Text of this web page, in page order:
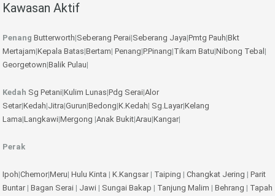
Kawasan Aktif
Penang Butterworth|Seberang Perai|Seberang Jaya|Pmtg Pauh|Bkt
Mertajam|Kepala Batas|Bertam| Penang|P.Pinang|Tikam Batu|Nibong Tebal |
Georgetown|Balik Pulau|
Kedah Sg Petani|Kulim Lunas|Pdg Serai|Alor
Setar|Kedah|Jitra|Gurun|Bedong|K.Kedah| Sg.Layar|Kelang
Lama|Langkawi|Mergong |Anak Bukit|Arau|Kangar|
Perak
Ipoh|Chemor|Meru| Hulu Kinta | K.Kangsar| Taiping | Changkat Jering | Parit
Buntar| Bagan Serai | Jawi | Sungai Bakap | Tanjung Malim | Behrang | Tapah